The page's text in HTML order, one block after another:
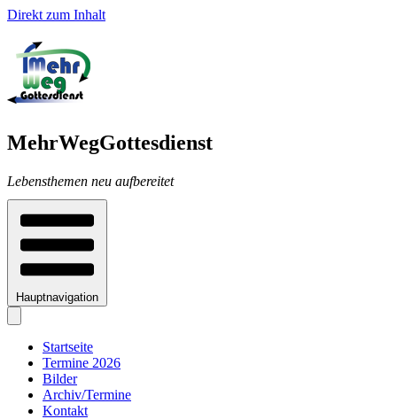
Direkt zum Inhalt
MehrWegGottesdienst
Lebensthemen neu aufbereitet
Hauptnavigation
Startseite
Termine 2026
Bilder
Archiv/Termine
Kontakt